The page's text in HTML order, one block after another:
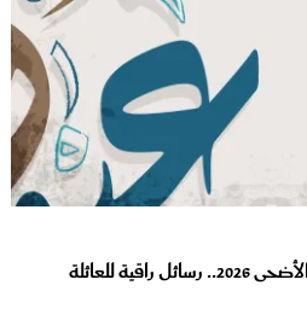
أجمل عبارات التهنئة لعيد الأضحى 2026.. رسائل راقية للعائلة